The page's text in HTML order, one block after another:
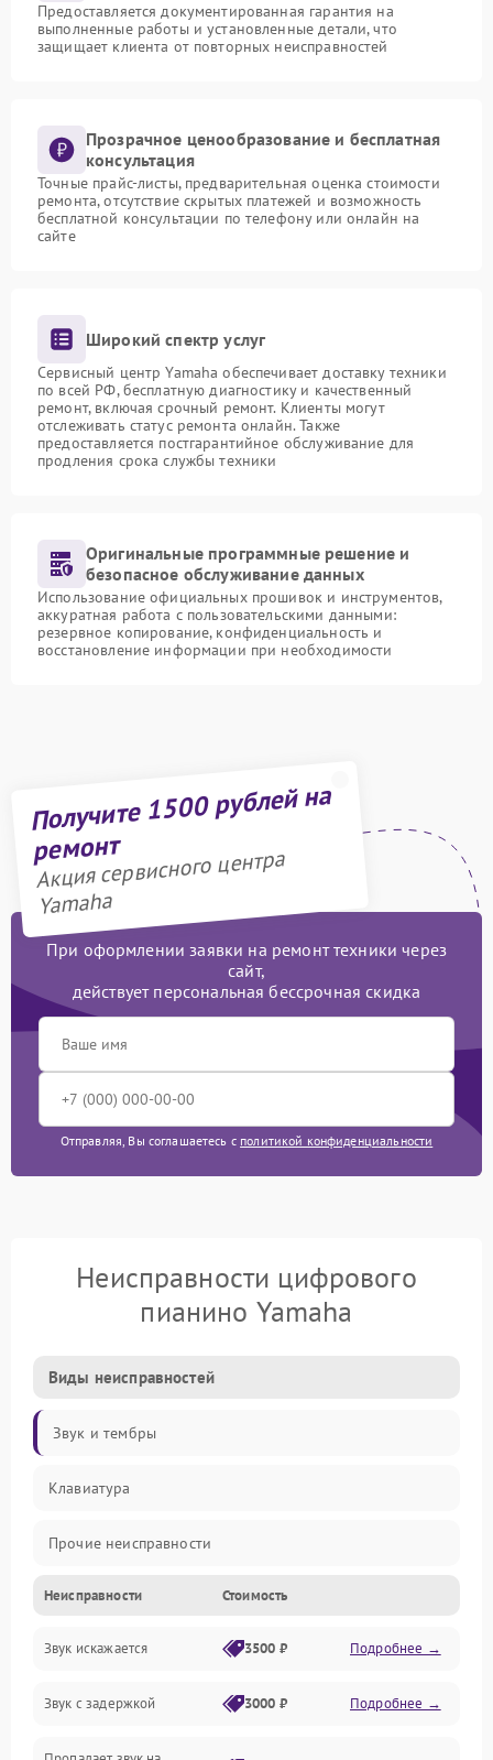
Предоставляется документированная гарантия на
выполненные работы и установленные детали, что
защищает клиента от повторных неисправностей
Прозрачное ценообразование и бесплатная
консультация
Точные прайс-листы, предварительная оценка стоимости
ремонта, отсутствие скрытых платежей и возможность
бесплатной консультации по телефону или онлайн на
сайте
Широкий спектр услуг
Сервисный центр Yamaha обеспечивает доставку техники
по всей РФ, бесплатную диагностику и качественный
ремонт, включая срочный ремонт. Клиенты могут
отслеживать статус ремонта онлайн. Также
предоставляется постгарантийное обслуживание для
продления срока службы техники
Оригинальные программные решение и
безопасное обслуживание данных
Использование официальных прошивок и инструментов,
аккуратная работа с пользовательскими данными:
резервное копирование, конфиденциальность и
восстановление информации при необходимости
Получите 1500 рублей на
ремонт
Акция сервисного центра
Yamaha
При оформлении заявки на ремонт техники через
сайт,
действует персональная бессрочная скидка
Отправляя, Вы соглашаетесь с политикой конфиденциальности
Неисправности цифрового
пианино Yamaha
Виды неисправностей
Звук и тембры
Клавиатура
Прочие неисправности
Включение и работа
Управление и электроника
Подключения и интерфейсы
Неисправности Стоимость
Звук искажается 3500 ₽ Подробнее →
Звук с задержкой 3000 ₽ Подробнее →